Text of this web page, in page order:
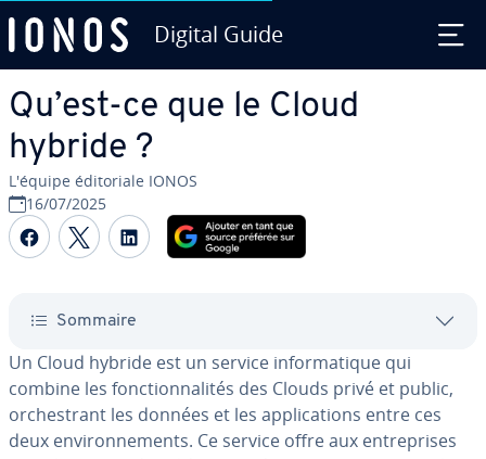
Digital Guide
Qu’est-ce que le Cloud
hybride ?
L'équipe édi­to­riale IONOS
16/07/2025
Partager sur Facebook
Partager sur Twitter
Partager sur LinkedIn
Sommaire
Un Cloud hybride est un service in­for­ma­tique qui
combine les fonc­tion­na­li­tés des Clouds privé et public,
or­ches­trant les données et les ap­pli­ca­tions entre ces
deux en­vi­ron­ne­ments. Ce service offre aux en­tre­prises